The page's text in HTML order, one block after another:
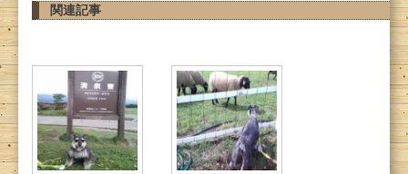
関連記事